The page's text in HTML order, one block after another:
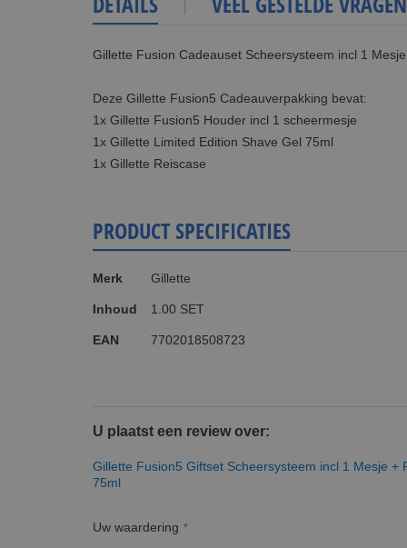
Gillette Fusion Cadeauset Scheersysteem incl 1
Deze Gillette Fusion5 Cadeauverpakking bevat:
1x Gillette Fusion5 Houder incl 1 scheermesje
1x Gillette Limited Edition Shave Gel 75ml
1x Gillette Reiscase
PRODUCT SPECIFICATIES
informatie
Merk Gillette
Inhoud 1.00 SET
EAN 7702018508723
U plaatst een review over:
Gillette Fusion5 Giftset Scheersysteem incl 1 Mesje +
75ml
Uw waardering